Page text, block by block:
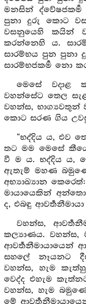
මනසින්
පුනා දුරු කොට
වසනුයෙහි කයින්
කරන්නෙහි ය.
සාරම්භය පුන
සාරම්භජකර්‍ම නො
මෙසේ වදාළ
වහන්සේට තෙල
වහන්ස, භාග්‍යවතුන්
කොට සරණ ගිය
“භද්දිය ය, එව
තට මම මෙසේ
වී ම ය. භද්දිය ය,
ඇතැම් මහණ
අභ්‍යාඛ්‍යාන
මායායෙකින්
ද, එබඳු
වහන්ස,
කල්‍යාණය. වහන්ස,
ආවර්‍තනීමායායෙන්
සහලේ නෑයනට
වහන්ස, හැම
වෙද්ද එහැම
වහන්ස, හැම
මේ